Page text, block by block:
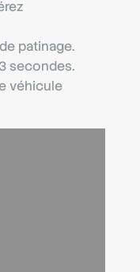
patinage.
secondes.
véhicule